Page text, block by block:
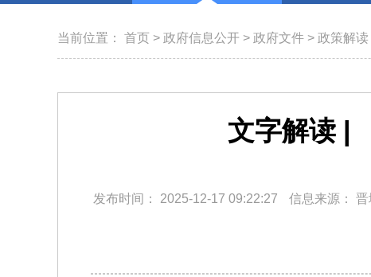
当前位置： 首页 > 政府信息公开 > 政府文件 > 政策解读
文字解读 |
发布时间： 2025-12-17 09:22:27 信息来源： 晋